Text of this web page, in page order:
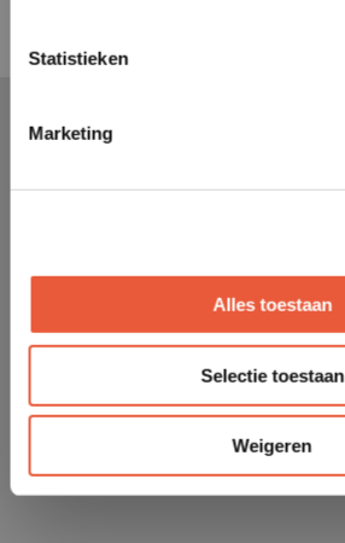
Statistieken
Marketing
Alles toestaan
Selectie toestaan
Weigeren